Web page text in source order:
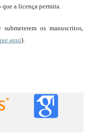
a licença permita.
os manuscritos,
aqui).